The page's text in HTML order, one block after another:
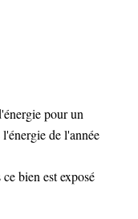
pour un
de l'année
bien est exposé